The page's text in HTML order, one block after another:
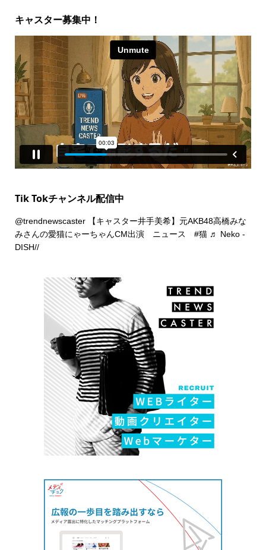
キャスター募集中！
Tik Tokチャンネル配信中
@trendnewscaster【キャスター井手美希】元AKB48高橋みな
みさんの愛猫にゃーちゃんCM出演 ニュース #猫 ♬ Neko -
DISH//